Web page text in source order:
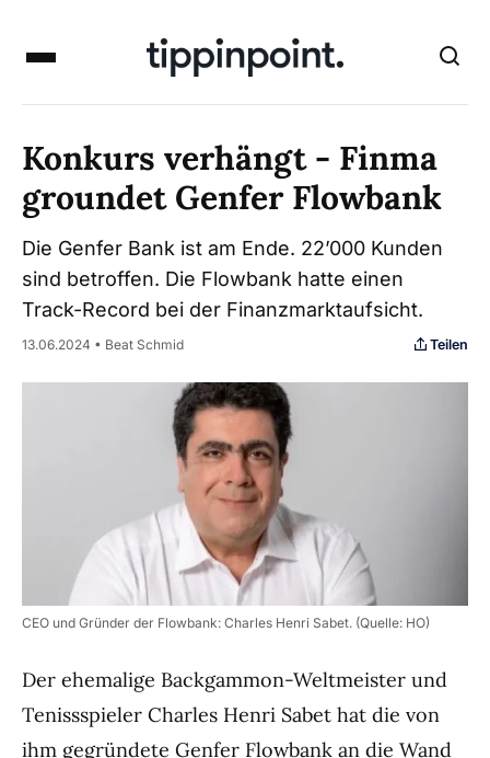
Konkurs verhängt - Finma
groundet Genfer Flowbank
Die Genfer Bank ist am Ende. 22’000 Kunden
sind betroffen. Die Flowbank hatte einen
Track-Record bei der Finanzmarktaufsicht.
13.06.2024 • Beat Schmid Teilen
CEO und Gründer der Flowbank: Charles Henri Sabet. (Quelle: HO)
Der ehemalige Backgammon-Weltmeister und
Tenissspieler Charles Henri Sabet hat die von
ihm gegründete Genfer Flowbank an die Wand